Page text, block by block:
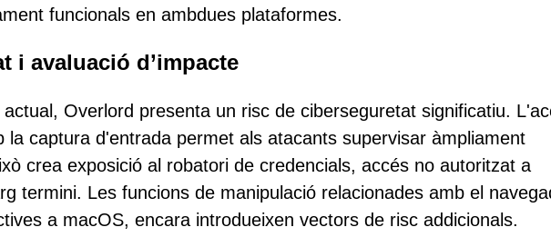
funcionals en ambdues plataformes.
i avaluació d’impacte
Overlord presenta un risc de ciberseguretat significatiu.
la captura d'entrada permet als atacants supervisar àmpliament
crea exposició al robatori de credencials, accés no autoritzat a
termini. Les funcions de manipulació relacionades amb el
a macOS, encara introdueixen vectors de risc addicionals.